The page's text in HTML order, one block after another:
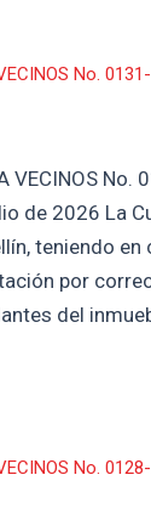
No.
VECINOS
de 2026 La
teniendo
por
del
No.